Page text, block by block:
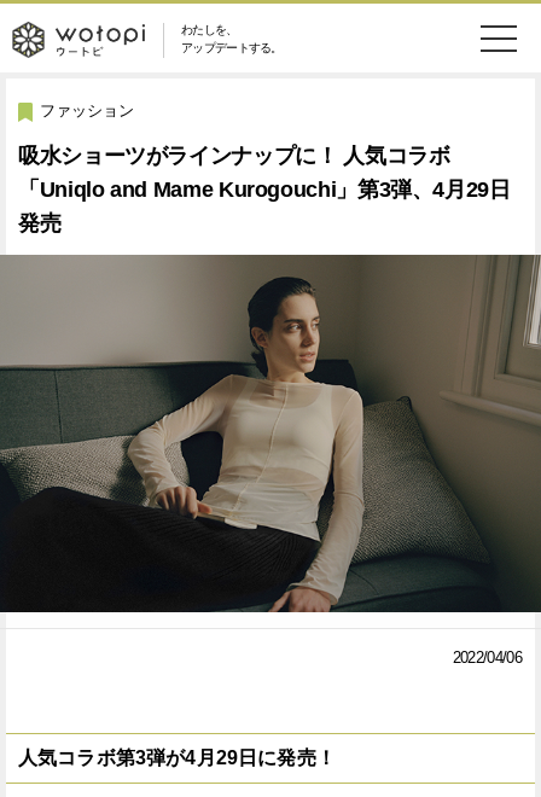
わたしを、
アップデートする。
wotopi
-
ウ
ー
ピ
メ
ニ
ー
恋愛・結婚
美容・コスメ 妊娠・出産
アイテム
ウートピとは？
ア
ファッション
吸水ショーツがラインナップに！ 人気コラボ
「Uniqlo and Mame Kurogouchi」第3弾、4月29日
発売
2022/04/06
人気コラボ第3弾が4月29日に発売！